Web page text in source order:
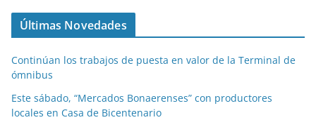
Últimas Novedades
Continúan los trabajos de puesta en valor de la Terminal de
ómnibus
Este sábado, “Mercados Bonaerenses” con productores
locales en Casa de Bicentenario